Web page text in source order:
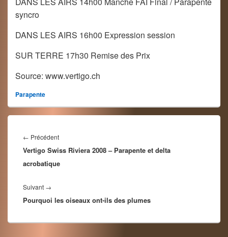
syncro
DANS LES AIRS 16h00 Expression session
SUR TERRE 17h30 Remise des Prix
Source: www.vertigo.ch
Parapente
de
l’article
← PrécédentArticle
précédent :
Vertigo Swiss Riviera 2008 – Parapente et delta
acrobatique
Suivant →
suivant :
Pourquoi les oiseaux ont-ils des plumes